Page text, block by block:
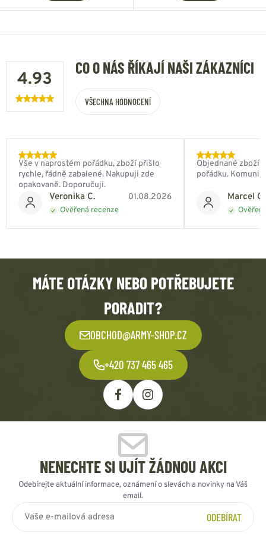
4.93
CO O NÁS ŘÍKAJÍ NAŠI ZÁKAZNÍCI
VŠECHNA HODNOCENÍ
Veronika C. 01.08.2026
Ověřená recenze
Vše v naprostém pořádku, zboží přišlo
rychle, řádně zabalené. Nakupuji zde
opakovaně. Doporučuji.
Marcel
Objednané zboží
pořádku.
MÁTE OTÁZKY NEBO POTŘEBUJETE
PORADIT?
OBCHOD@ARMY-SHOP.CZ
+420 737 465 465
NENECHTE SI UJÍT ŽÁDNOU AKCI
Odebírejte aktuální informace, oznámení o slevách a novinky na Váš
email.
ODEBÍRAT